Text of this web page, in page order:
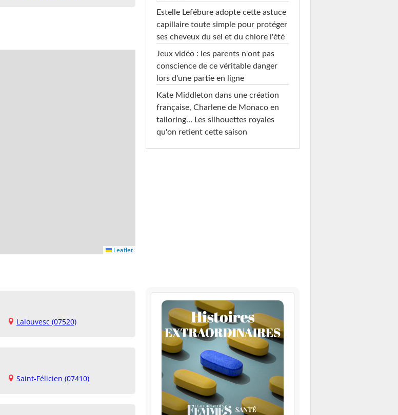
Leaflet
Lalouvesc (07520)
Saint-Félicien (07410)
Estelle Lefébure adopte cette astuce
capillaire toute simple pour protéger
ses cheveux du sel et du chlore l'été
Jeux vidéo : les parents n'ont pas
conscience de ce véritable danger
lors d'une partie en ligne
Kate Middleton dans une création
française, Charlene de Monaco en
tailoring… Les silhouettes royales
qu'on retient cette saison